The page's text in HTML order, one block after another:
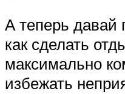
А теперь давай
как сделать
максимально
избежать